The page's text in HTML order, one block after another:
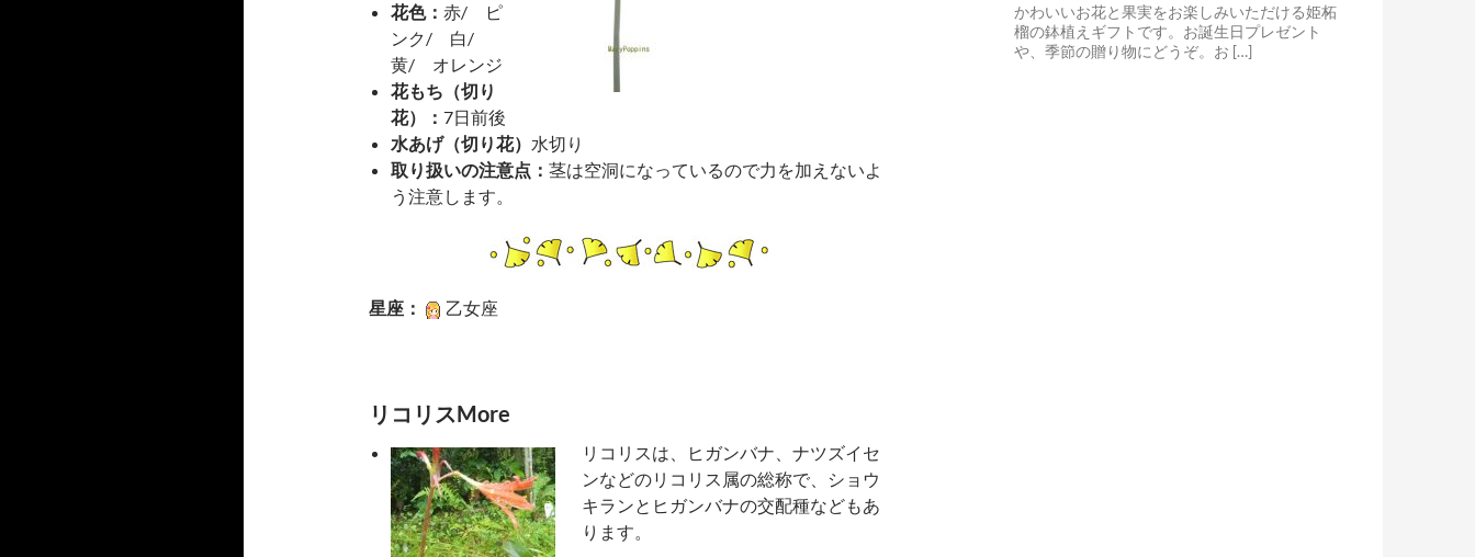
花色： 赤/ ピ
ンク/ 白/
黄/ オレンジ
花もち（切り
花）： 7日前後
水あげ（切り花） 水切り
取り扱いの注意点： 茎は空洞になっているので力を加えないよ
う注意します。
星座： 乙女座
リコリスMore
リコリスは、ヒガンバナ、ナツズイセ
ンなどのリコリス属の総称で、ショウ
キランとヒガンバナの交配種などもあ
ります。
かわいいお花と果実をお楽しみいただける姫柘
榴の鉢植えギフトです。お誕生日プレゼント
や、季節の贈り物にどうぞ。お […]